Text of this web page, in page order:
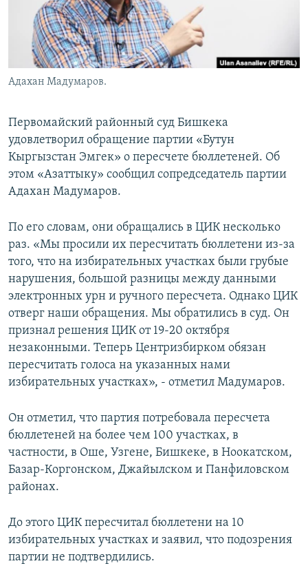
Адахан Мадумаров.
Первомайский районный суд Бишкека
удовлетворил обращение партии «Бутун
Кыргызстан Эмгек» о пересчете бюллетеней. Об
этом «Азаттыку» сообщил сопредседатель партии
Адахан Мадумаров.
По его словам, они обращались в ЦИК несколько
раз. «Мы просили их пересчитать бюллетени из-за
того, что на избирательных участках были грубые
нарушения, большой разницы между данными
электронных урн и ручного пересчета. Однако ЦИК
отверг наши обращения. Мы обратились в суд. Он
признал решения ЦИК от 19-20 октября
незаконными. Теперь Центризбирком обязан
пересчитать голоса на указанных нами
избирательных участках», - отметил Мадумаров.
Он отметил, что партия потребовала пересчета
бюллетеней на более чем 100 участках, в
частности, в Оше, Узгене, Бишкеке, в Ноокатском,
Базар-Коргонском, Джайылском и Панфиловском
районах.
До этого ЦИК пересчитал бюллетени на 10
избирательных участках и заявил, что подозрения
партии не подтвердились.